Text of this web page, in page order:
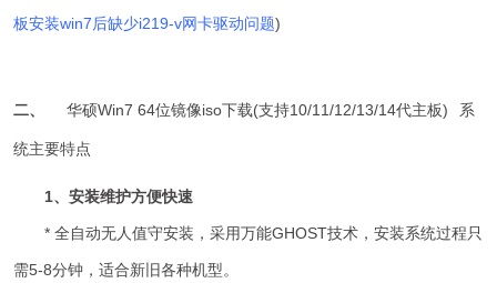
板安装win7后缺少i219-v网卡驱动问题)
二、 华硕Win7 64位镜像iso下载(支持10/11/12/13/14代主板) 系
统主要特点
1、安装维护方便快速
* 全自动无人值守安装，采用万能GHOST技术，安装系统过程只
需5-8分钟，适合新旧各种机型。